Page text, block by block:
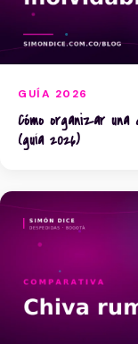
GUÍA 2026
Cómo organizar
(guía 2026)